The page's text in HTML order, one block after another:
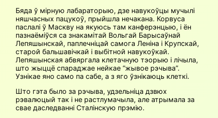
Бяда ў мірную лабараторыю, дзе навукоўцы мучылі
няшчасных пацукоў, прыйшла нечакана. Корвуса
паслалі ў Маскву на якуюсь там канферэнцыю, і ён
пазнаёміўся са знакамітай Вольгай Барысаўнай
Лепяшынскай, паплечніцай самога Леніна і Крупскай,
старой бальшавічкай і выбітной навукоўкай.
Лепяшынская абвяргала клетачную тэорыю і лічыла,
што жыццё спараджае нейкае “жывое рэчыва”.
Узнікае яно само па сабе, а з яго ўзнікаюць клеткі.
Што гэта было за рэчыва, удзельніца дзвюх
рэвалюцый так і не рас­тлумачыла, але атрымала за
свае даследванні Сталінскую прэмію.